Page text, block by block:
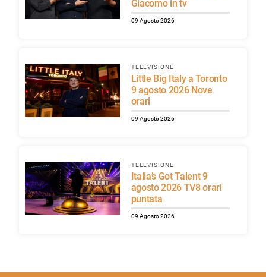
Giacomo in tv
09 Agosto 2026
TELEVISIONE
Little Big Italy a Toronto
9 agosto 2026 Nove
orari
09 Agosto 2026
TELEVISIONE
Italia’s Got Talent 9
agosto 2026 TV8 orari
puntata
09 Agosto 2026